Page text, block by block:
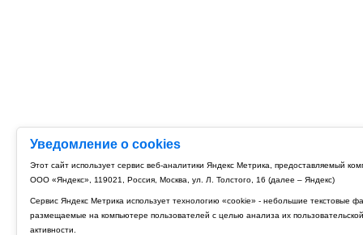
Уведомление о cookies
Этот сайт использует сервис веб-аналитики Яндекс Метрика, предоставляемый
ООО «Яндекс», 119021, Россия, Москва, ул. Л. Толстого, 16 (далее – Яндекс)
Сервис Яндекс Метрика использует технологию «cookie» - небольшие текстовые
размещаемые на компьютере пользователей с целью анализа их пользовательской
активности.